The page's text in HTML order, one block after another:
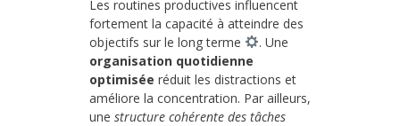
Les routines productives influencent
fortement la capacité à atteindre des
objectifs sur le long terme
. Une
organisation quotidienne
optimisée réduit les distractions et
améliore la concentration. Par ailleurs,
une structure cohérente des tâches